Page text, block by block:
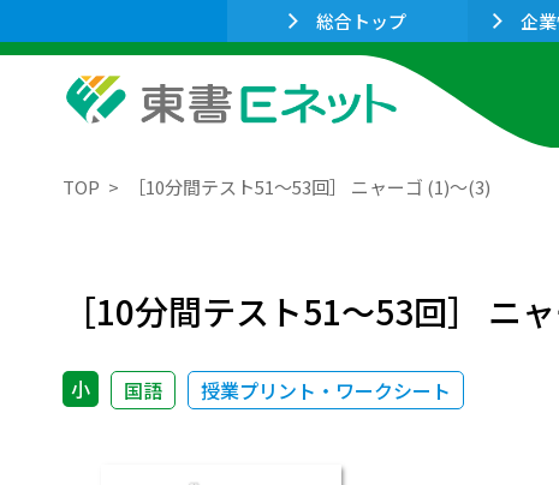
総合トップ 企
TOP ［10分間テスト51～53回］ ニャーゴ (1)～(3)
［10分間テスト51～53回］ ニ
小 国語 授業プリント・ワークシート